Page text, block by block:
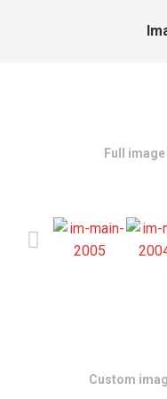
Full
Custom